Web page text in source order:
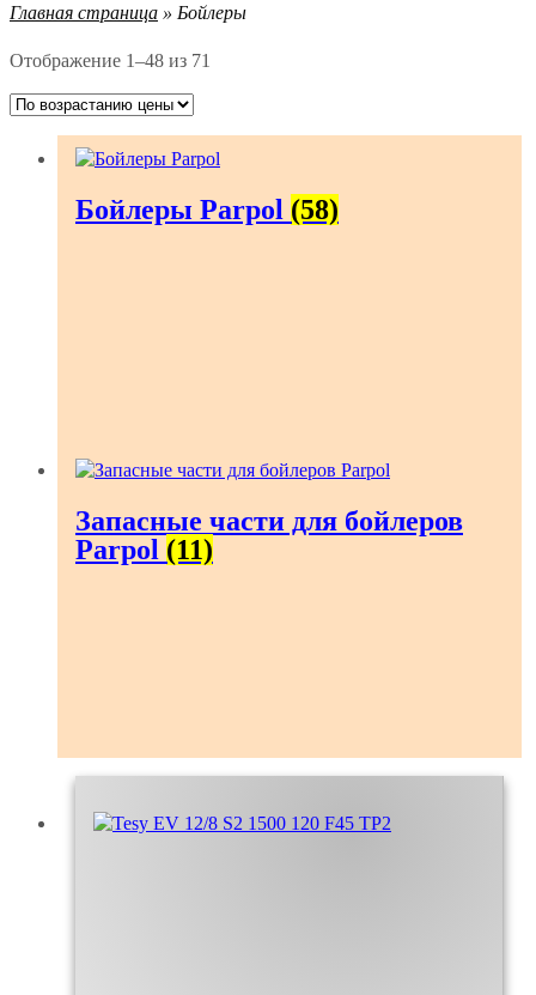
Главная страница » Бойлеры
Отображение 1–48 из 71
Бойлеры Parpol (58)
Запасные части для бойлеров
Parpol (11)